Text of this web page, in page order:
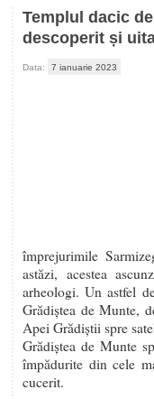
Templul dacic
descoperit și
Data: 7 ianuarie 2023
împrejurimile
astăzi, acestea
arheologi. Un astfel
Grădiștea de Munte,
Apei Grădiștii spre
Grădiștea de Munte
împădurite din cele
cucerit.